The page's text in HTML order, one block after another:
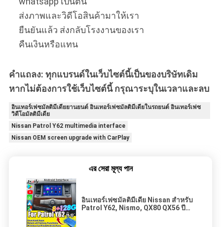
ส่งภาพและวิดีโอสินค้ามาให้เรา
ยืนยันแล้ว ส่งกลับโรงงานของเรา
คืนเงินหรือแทน
คําแถลง: ทุกแบรนด์ในเว็บไซต์นี้เป็นของบริษัทเดิม
หากไม่ต้องการใช้เว็บไซต์นี้ กรุณาระบุในเวลาและลบ
อินเทอร์เฟซมัลติมีเดียยานยนต์ อินเทอร์เฟซมัลติมีเดียในรถยนต์ อินเทอร์เฟซ
วิดีโอมัลติมีเดีย
Nissan Patrol Y62 multimedia interface
Nissan OEM screen upgrade with CarPlay
এর সেরা মূল্য পান
อินเทอร์เฟซมัลติมีเดีย Nissan สำหรับ
Patrol Y62, Nismo, QX80 QX56 ปี